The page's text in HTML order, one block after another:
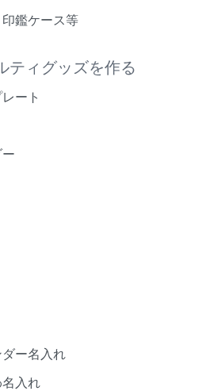
鑑ケース等
ティグッズを作る
ート
ダー名入れ
名入れ